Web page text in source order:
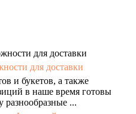
для доставки
и букетов, а также
в наше время готовы
разнообразные ...